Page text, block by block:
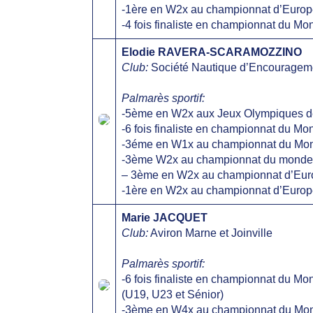
-1ère en W2x au championnat
-4 fois finaliste en championnat du
Elodie RAVERA-SCARAMOZZINO
Club: Société Nautique
Palmarès sportif:
-5ème en W2x aux Jeux Olympiques
-6 fois finaliste en championnat du
-3éme en W1x au championnat du
-3ème W2x au championnat du
– 3ème en W2x au championnat
-1ère en W2x au championnat
Marie JACQUET
Club:Aviron Marne et Joinville
Palmarès sportif:
-6 fois finaliste en championnat du
(U19, U23 et Sénior)
-3ème en W4x au championnat du